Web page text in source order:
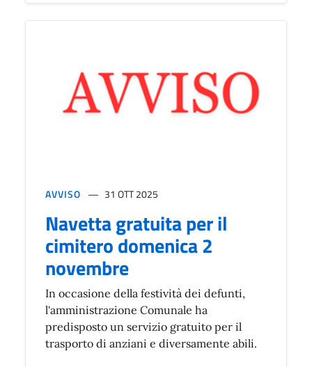
AVVISO 31 OTT 2025
Navetta gratuita per il
cimitero domenica 2
novembre
In occasione della festività dei defunti,
l'amministrazione Comunale ha
predisposto un servizio gratuito per il
trasporto di anziani e diversamente abili.